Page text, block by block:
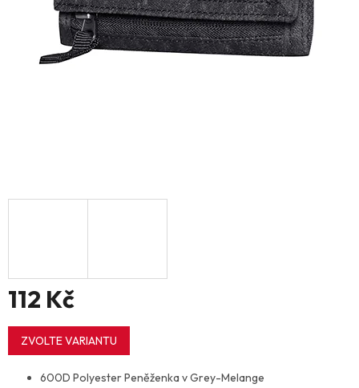
112 Kč
Měrná
cena:
ZVOLTE VARIANTU
600D Polyester Peněženka v Grey-Melange